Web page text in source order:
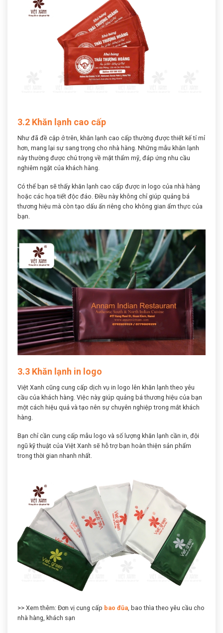
3.2 Khăn lạnh cao cấp
Như đã đề cập ở trên, khăn lạnh cao cấp thường được thiết kế tỉ mỉ
hơn, mang lại sự sang trọng cho nhà hàng. Những mẫu khăn lạnh
này thường được chú trọng về mặt thẩm mỹ, đáp ứng nhu cầu
nghiêm ngặt của khách hàng.
Có thể bạn sẽ thấy khăn lạnh cao cấp được in logo của nhà hàng
hoặc các họa tiết độc đáo. Điều này không chỉ giúp quảng bá
thương hiệu mà còn tạo dấu ấn riêng cho không gian ẩm thực của
bạn.
3.3 Khăn lạnh in logo
Việt Xanh cũng cung cấp dịch vụ in logo lên khăn lạnh theo yêu
cầu của khách hàng. Việc này giúp quảng bá thương hiệu của bạn
một cách hiệu quả và tạo nên sự chuyên nghiệp trong mắt khách
hàng.
Bạn chỉ cần cung cấp mẫu logo và số lượng khăn lạnh cần in, đội
ngũ kỹ thuật của Việt Xanh sẽ hỗ trợ bạn hoàn thiện sản phẩm
trong thời gian nhanh nhất.
>> Xem thêm: Đơn vị cung cấp bao đũa , bao thìa theo yêu cầu cho
nhà hàng, khách sạn